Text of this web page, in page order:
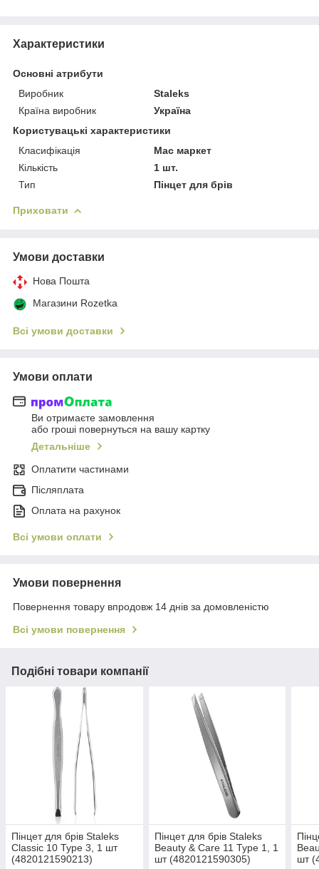
Характеристики
Основні атрибути
Виробник
Staleks
Країна виробник
Україна
Користувацькі характеристики
Класифікація
Мас маркет
Кількість
1 шт.
Тип
Пінцет для брів
Приховати
Умови доставки
Нова Пошта
Магазини Rozetka
Всі умови доставки
Умови оплати
Ви отримаєте замовлення
або гроші повернуться на вашу картку
Детальніше
Оплатити частинами
Післяплата
Оплата на рахунок
Всі умови оплати
Умови повернення
Повернення товару впродовж 14 днів за домовленістю
Всі умови повернення
Подібні товари компанії
Пінцет для брів Staleks
Classic 10 Type 3, 1 шт
(4820121590213)
Пінцет для брів Staleks
Beauty & Care 11 Type 1, 1
шт (4820121590305)
шт